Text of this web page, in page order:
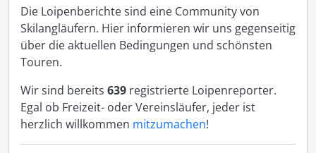
Die Loipenberichte sind eine Community von
Skilangläufern. Hier informieren wir uns gegenseitig
über die aktuellen Bedingungen und schönsten
Touren.
Wir sind bereits 639 registrierte Loipenreporter.
Egal ob Freizeit- oder Vereinsläufer, jeder ist
herzlich willkommen mitzumachen!